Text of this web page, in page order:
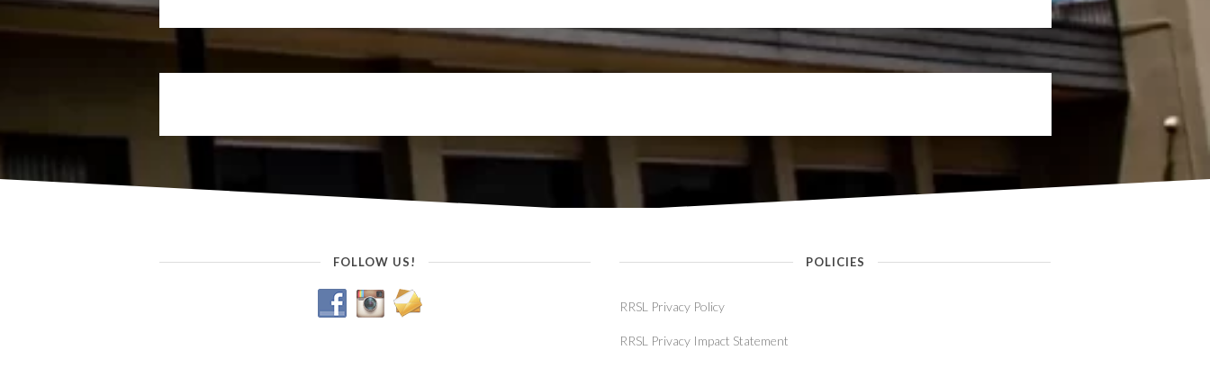
FOLLOW US! POLICIES
RRSL Privacy Policy
RRSL Privacy Impact Statement